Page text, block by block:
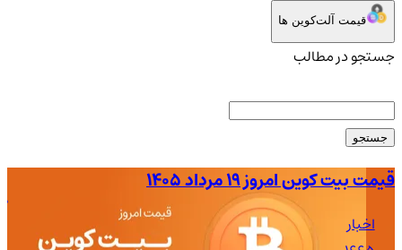
قیمت آلت‌کوین ها
جستجو در مطالب
جستجو
قیمت بیت کوین امروز ۱۹ مرداد ۱۴۰۵
اخبار